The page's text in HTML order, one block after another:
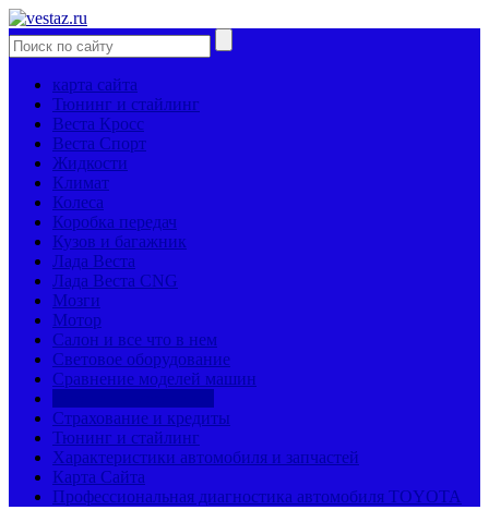
карта сайта
Тюнинг и стайлинг
Веста Кросс
Веста Спорт
Жидкости
Климат
Колеса
Коробка передач
Кузов и багажник
Лада Веста
Лада Веста CNG
Мозги
Мотор
Салон и все что в нем
Световое оборудование
Сравнение моделей машин
Страхование и кредиты
Тюнинг и стайлинг
Характеристики автомобиля и запчастей
Карта Сайта
Профессиональная диагностика автомобиля TOYOTA